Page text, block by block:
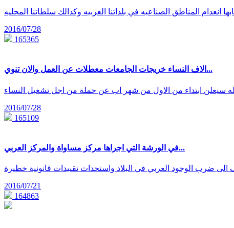
2016/07/28
165365
اﻻف النساء خريجات الجامعات معطلات عن العمل واﻻن تنوي...
2016/07/28
165109
في الورشة التي اجراها مركز مساواة والمركز العربي...
2016/07/21
164863